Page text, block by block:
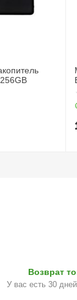
Возврат
У вас есть 30